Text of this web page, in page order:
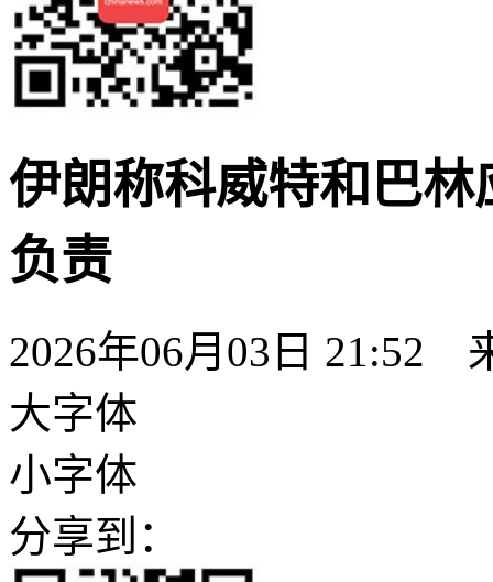
伊朗称科威特和巴
负责
2026年06月03日 21:52
大字体
小字体
分享到：